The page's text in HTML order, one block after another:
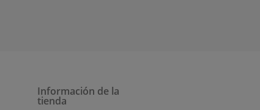
Información de la
tienda